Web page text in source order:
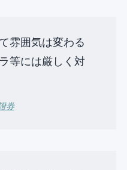
雰囲気は変わる
等には厳しく対
券